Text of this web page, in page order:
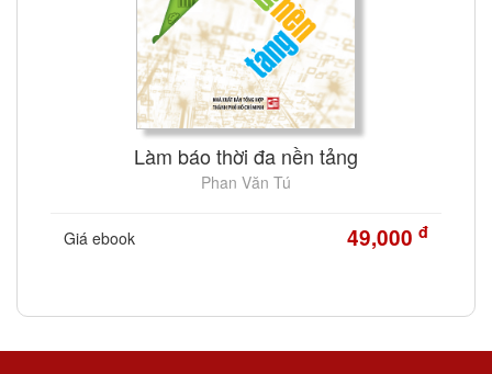
Làm báo thời đa nền tảng
Phan Văn Tú
Giá ebook 49,000 đ